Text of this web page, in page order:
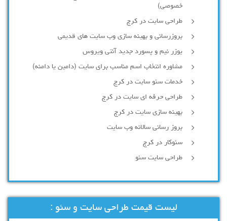
خصوصی)
طراحی سایت در کرج
بروزرسانی و بهینه سازی وب سایت های قدیمی
یوزر نیم و پسورد جدید آنتی ویروس
مشاوره انتخاب اسم مناسب برای سایت (دامین یا دامنه)
خدمات سئو سایت در کرج
طراحی حرفه ای سایت در کرج
بهینه سازی سایت در کرج
بروز رسانی سالانه وب سایت
سئوکار در کرج
طراحی سایت سئو
لیست قیمت طراحی سایت و سئو :